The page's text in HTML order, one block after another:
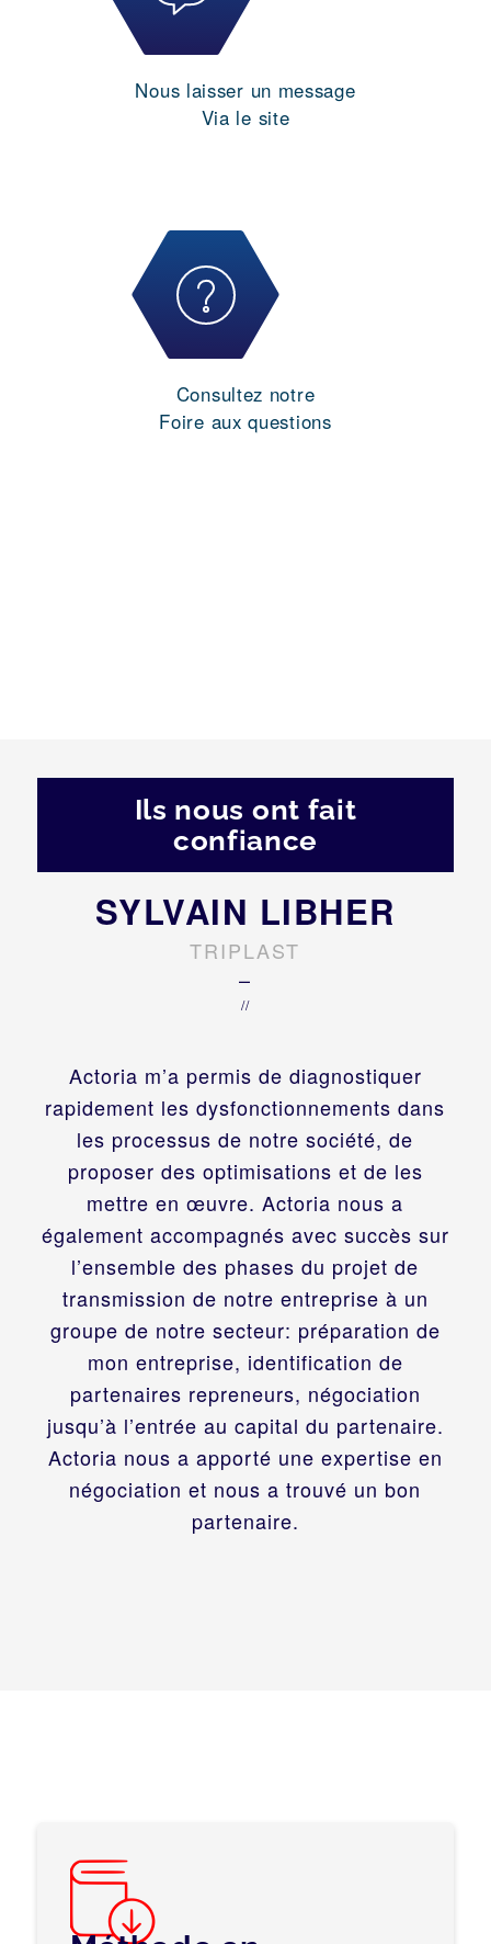
Nous laisser un message
Via le site
Consultez notre
Foire aux questions
Ils nous ont fait
confiance
Actoria m’a permis de diagnostiquer
rapidement les dysfonctionnements dans
les processus de notre société, de
proposer des optimisations et de les
mettre en œuvre. Actoria nous a
également accompagnés avec succès sur
l’ensemble des phases du projet de
transmission de notre entreprise à un
groupe de notre secteur: préparation de
mon entreprise, identification de
partenaires repreneurs, négociation
jusqu’à l’entrée au capital du partenaire.
Actoria nous a apporté une expertise en
négociation et nous a trouvé un bon
partenaire.
SYLVAIN LIBHER
TRIPLAST
–
//